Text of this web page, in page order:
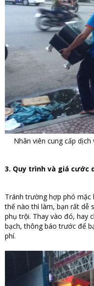
Nhân viên cung cấp
3. Quy trình và giá cước
Tránh trường hợp phó mặc
thế nào thì làm, bạn rất dễ
phụ trội. Thay vào đó, hay
bạch, thông báo trước để
phí.